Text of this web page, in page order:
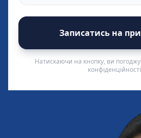
Записатись на
Натискаючи на кнопку, ви
конфіденційності